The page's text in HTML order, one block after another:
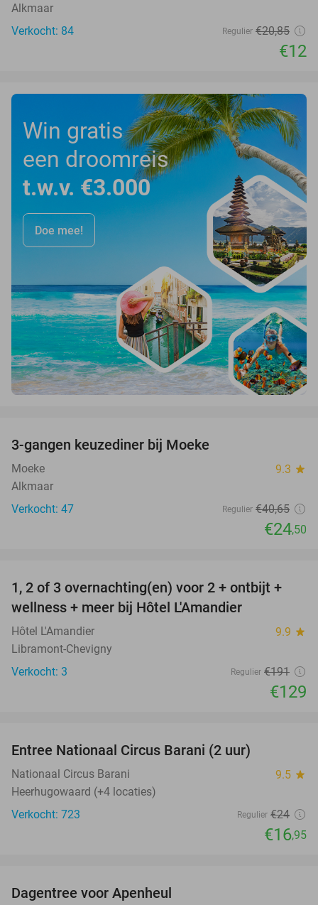
Alkmaar
Verkocht: 84
Regulier €20,85
€12
Win gratis
een droomreis
t.w.v. €3.000
Doe mee!
3-gangen keuzediner bij Moeke
Moeke 9.3 star
Alkmaar
Verkocht: 47
Regulier €40,65
€24,50
32%
TODAY
1, 2 of 3 overnachting(en) voor 2 + ontbijt +
wellness + meer bij Hôtel L'Amandier
Hôtel L'Amandier 9.9 star
Libramont-Chevigny
Verkocht: 3
Regulier €191
€129
Entree Nationaal Circus Barani (2 uur)
Nationaal Circus Barani 9.5 star
Heerhugowaard (+4 locaties)
Verkocht: 723
Regulier €24
€16,95
Dagentree voor Apenheul